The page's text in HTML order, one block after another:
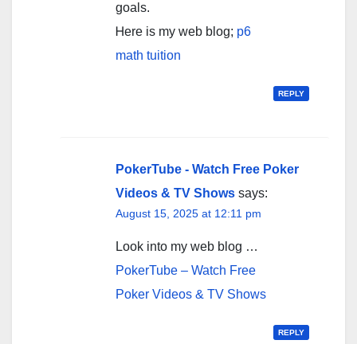
goals.
Ꮋere iѕ my web blog; p6
math tuition
REPLY
PokerTube - Watch Free Poker
Videos & TV Shows says:
August 15, 2025 at 12:11 pm
Look into my web blog …
PokerTube – Watch Free
Poker Videos & TV Shows
REPLY